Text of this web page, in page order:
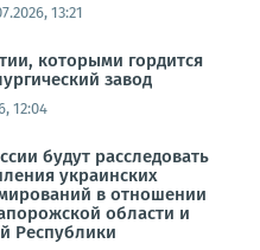
13:21
которыми гордится
завод
12:04
будут расследовать
украинских
в отношении
области и
Республики